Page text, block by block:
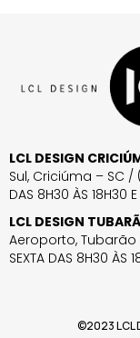
LCL DESIGN
Sul, Criciúma – SC /
DAS 8H30 ÀS 18H30
LCL DESIGN
Aeroporto, Tubarão
SEXTA DAS 8H30 ÀS
©2023 LCL